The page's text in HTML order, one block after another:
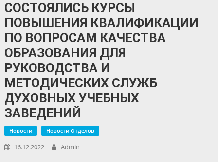
СОСТОЯЛИСЬ КУРСЫ
ПОВЫШЕНИЯ КВАЛИФИКАЦИИ
ПО ВОПРОСАМ КАЧЕСТВА
ОБРАЗОВАНИЯ ДЛЯ
РУКОВОДСТВА И
МЕТОДИЧЕСКИХ СЛУЖБ
ДУХОВНЫХ УЧЕБНЫХ
ЗАВЕДЕНИЙ
Новости Новости Отделов
16.12.2022 Admin